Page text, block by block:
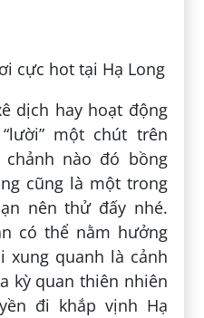
dịch hay hoạt động
một chút trên
nào đó bồng
cũng là một trong
nên thử đấy nhé.
có thể nằm hưởng
xung quanh là cảnh
kỳ quan thiên nhiên
đi khắp vịnh Hạ